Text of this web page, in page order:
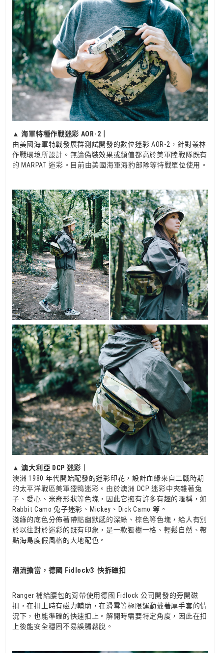
▲海軍特種作戰迷彩 AOR-2｜
由美國海軍特戰發展群測試開發的數位迷彩 AOR-2，針對叢林
作戰環境所設計。無論偽裝效果或顏值都高於美軍陸戰隊既有
的 MARPAT 迷彩。目前由美國海軍海豹部隊等特戰單位使用。
▲澳大利亞 DCP 迷彩｜
澳洲 1980 年代開始配發的迷彩印花，設計血緣來自二戰時期
的太平洋戰區美軍獵鴨迷彩。由於澳洲 DCP 迷彩中夾雜著兔
子、愛心、米奇形狀等色塊，因此它擁有許多有趣的暱稱，如
Rabbit Camo 兔子迷彩、Mickey、Dick Camo 等。
淺綠的底色分佈著帶點幽默感的深綠、棕色等色塊，給人有別
於以往對於迷彩的既有印象，是一款獨樹一格、輕鬆自然、帶
點海島度假風格的大地配色。
潮流擔當，德國 Fidlock®︎ 快拆磁扣
Ranger 補給腰包的背帶使用德國 Fidlock 公司開發的旁開磁
扣，在扣上時有磁力輔助，在滑雪等極限運動戴著厚手套的情
況下，也能準確的快速扣上。解開時需要特定角度，因此在扣
上後能安全穩固不易誤觸鬆脫。